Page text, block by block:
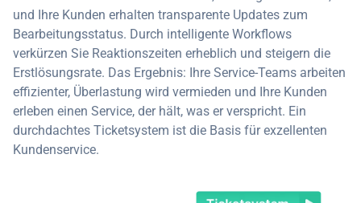
und Ihre Kunden erhalten transparente Updates zum
Bearbeitungsstatus. Durch intelligente Workflows
verkürzen Sie Reaktionszeiten erheblich und steigern die
Erstlösungsrate. Das Ergebnis: Ihre Service-Teams arbeiten
effizienter, Überlastung wird vermieden und Ihre Kunden
erleben einen Service, der hält, was er verspricht. Ein
durchdachtes Ticketsystem ist die Basis für exzellenten
Kundenservice.